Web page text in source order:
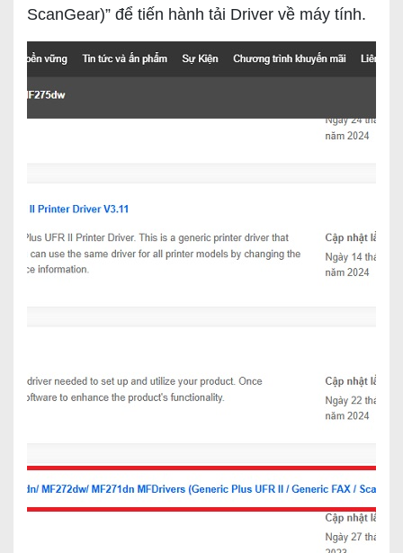
ScanGear)” để tiến hành tải Driver về máy tính.